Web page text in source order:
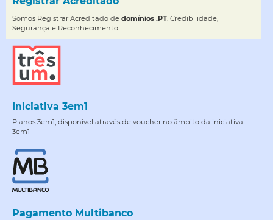
Somos Registrar Acreditado de domínios .PT. Credibilidade,
Segurança e Reconhecimento.
Iniciativa 3em1
Planos 3em1, disponível através de voucher no âmbito da iniciativa
3em1
Pagamento Multibanco